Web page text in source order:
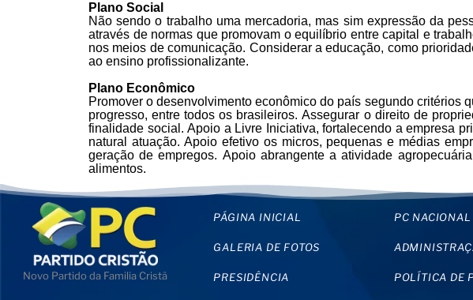
Plano Social
Não sendo o trabalho uma mercadoria, mas sim expressão da
através de normas que promovam o equilíbrio entre capital e
nos meios de comunicação. Considerar a educação, como
ao ensino profissionalizante.
Plano Econômico
Promover o desenvolvimento econômico do país segundo
progresso, entre todos os brasileiros. Assegurar o direito de
finalidade social. Apoio a Livre Iniciativa, fortalecendo a empresa
natural atuação. Apoio efetivo os micros, pequenas e médias
geração de empregos. Apoio abrangente a atividade
alimentos.
Novo Partido da Familia Cristã
PÁGINA INICIAL
GALERIA DE FOTOS
PRESIDÊNCIA
PC NACIONAL
POLÍTICA DE